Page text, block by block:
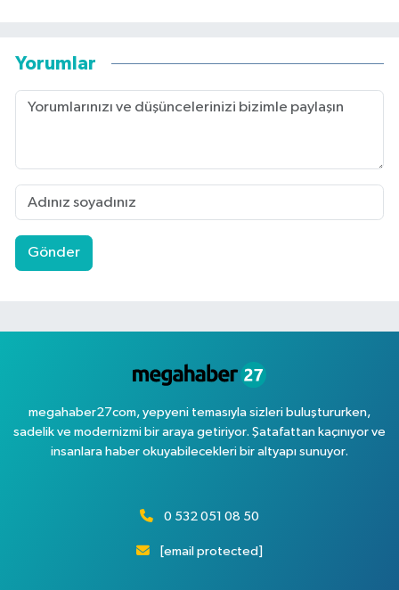
Yorumlar
Gönder
megahaber27com, yepyeni temasıyla sizleri buluştururken,
sadelik ve modernizmi bir araya getiriyor. Şatafattan kaçınıyor ve
insanlara haber okuyabilecekleri bir altyapı sunuyor.
0 532 051 08 50
[email protected]